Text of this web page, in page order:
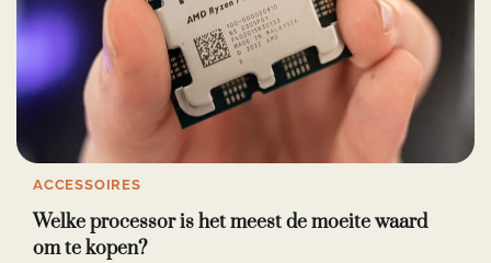
ACCESSOIRES
Welke processor is het meest de moeite waard
om te kopen?